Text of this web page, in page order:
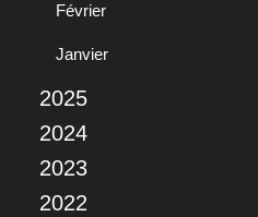
Février
Janvier
2025
2024
2023
2022